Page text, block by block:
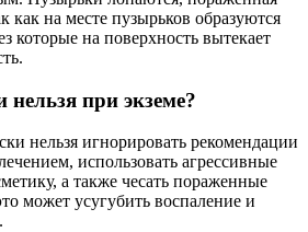
как на месте пузырьков образуются
которые на поверхность вытекает
нельзя при экземе?
нельзя игнорировать рекомендации
использовать агрессивные
а также чесать пораженные
может усугубить воспаление и